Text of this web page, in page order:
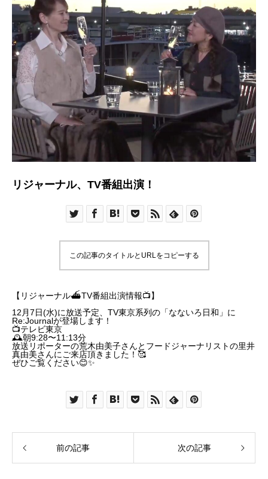
リジャーナル、TV番組出演！
この記事のタイトルとURLをコピーする
【リジャーナル⛴TV番組出演情報📺】
12月7日(水)に放送予定、TV東京系列の「なないろ日和」に
Re:Journalが登場します！
📺テレビ東京
🕰朝9:28〜11:13分
放送リポーターの荒木由美子さんとフードジャーナリストの里井
真由美さんにご来店頂きました！🥰
ぜひご覧ください😊✨
前の記事 次の記事